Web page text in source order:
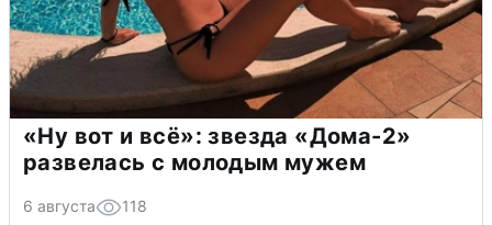
«Ну вот и всё»: звезда «Дома-2»
развелась с молодым мужем
6 августа 118